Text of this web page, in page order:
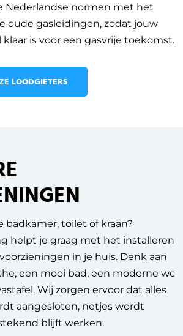
Nederlandse normen met het
oude gasleidingen, zodat jouw
is voor een gasvrije toekomst.
LOODGIETERS
badkamer, toilet of kraan?
helpt je graag met het installeren
in je huis. Denk aan
een mooi bad, een moderne wc
Wij zorgen ervoor dat alles
aangesloten, netjes wordt
blijft werken.